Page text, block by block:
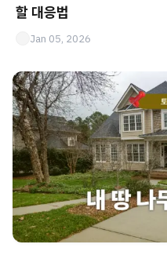
할 대응법
Jan 05, 2026